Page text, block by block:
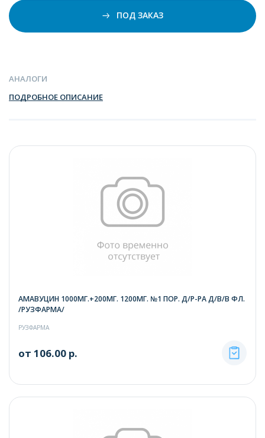
ПОД ЗАКАЗ
АНАЛОГИ
ПОДРОБНОЕ ОПИСАНИЕ
АМАВУЦИН 1000МГ.+200МГ. 1200МГ. №1 ПОР. Д/Р-РА Д/В/В ФЛ.
/РУЗФАРМА/
РУЗФАРМА
от 106.00 р.